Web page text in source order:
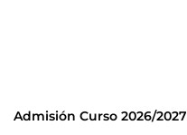
Admisión Curso 2026/2027